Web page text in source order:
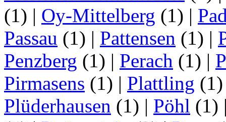
(1) | Oy-Mittelberg (1) |
Passau (1) | Pattensen (1) |
Penzberg (1) | Perach (1) |
Pirmasens (1) | Plattling
Plüderhausen (1) | Pöhl (1)